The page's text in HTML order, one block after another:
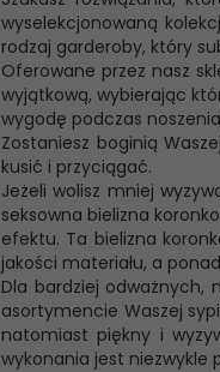
wyselekcjonowaną
rodzaj garderoby, który
Oferowane przez nasz
wyjątkową, wybierając
wygodę podczas
Zostaniesz boginią
kusić i przyciągać.
Jeżeli wolisz mniej
seksowna bielizna
efektu. Ta bielizna
jakości materiału, a
Dla bardziej odważnych,
asortymencie Waszej
natomiast piękny i
wykonania jest niezwykle